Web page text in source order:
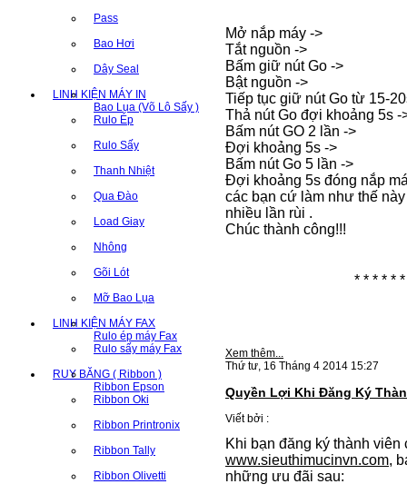
Pass
Bao Hơi
Dây Seal
LINH KIỆN MÁY IN
Bao Lụa (Võ Lô Sấy )
Rulo Ép
Rulo Sấy
Thanh Nhiệt
Qua Đào
Load Giay
Nhông
Gõi Lót
Mỡ Bao Lụa
LINH KIỆN MÁY FAX
Rulo ép máy Fax
Rulo sấy máy Fax
RUY BĂNG ( Ribbon )
Ribbon Epson
Ribbon Oki
Ribbon Printronix
Ribbon Tally
Ribbon Olivetti
Mở nắp máy ->
Tắt nguồn ->
Bấm giữ nút Go ->
Bật nguồn ->
Tiếp tục giữ nút Go từ 15-
Thả nút Go đợi khoảng 5s -
Bấm nút GO 2 lần ->
Đợi khoảng 5s ->
Bấm nút Go 5 lần ->
Đợi khoảng 5s đóng nắp
các bạn cứ làm như thế
nhiều lần rùi .
Chúc thành công!!!
* * * * * *
Xem thêm...
Thứ tư, 16 Tháng 4 2014 15:27
Quyền Lợi Khi Đăng Ký
Viết bởi :
Khi bạn đăng ký thành viên
www.sieuthimucinvn.com,
những ưu đãi sau: